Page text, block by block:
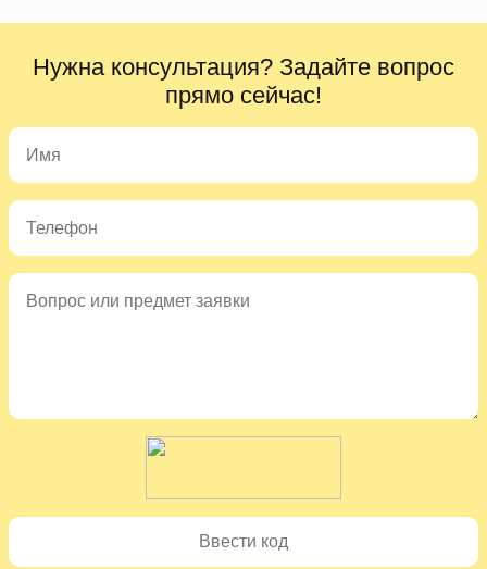
Нужна консультация? Задайте вопрос
прямо сейчас!